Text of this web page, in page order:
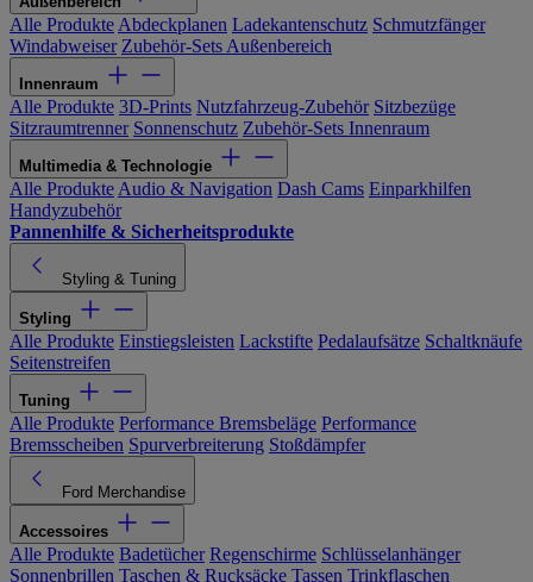
Alle Produkte Abdeckplanen Ladekantenschutz Schmutzfänger
Windabweiser Zubehör-Sets Außenbereich
Innenraum
Alle Produkte 3D-Prints Nutzfahrzeug-Zubehör Sitzbezüge
Sitzraumtrenner Sonnenschutz Zubehör-Sets Innenraum
Multimedia & Technologie
Alle Produkte Audio & Navigation Dash Cams Einparkhilfen
Handyzubehör
Pannenhilfe & Sicherheitsprodukte
Styling & Tuning
Styling
Alle Produkte Einstiegsleisten Lackstifte Pedalaufsätze Schaltknäufe
Seitenstreifen
Tuning
Alle Produkte Performance Bremsbeläge Performance
Bremsscheiben Spurverbreiterung Stoßdämpfer
Ford Merchandise
Accessoires
Alle Produkte Badetücher Regenschirme Schlüsselanhänger
Sonnenbrillen Taschen & Rucksäcke Tassen Trinkflaschen